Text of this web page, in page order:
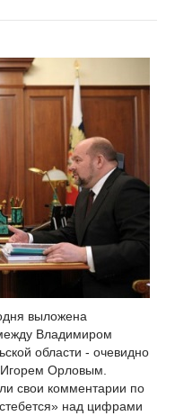
выложена
Владимиром
области - очевидно
Орловым.
свои комментарии по
над цифрами